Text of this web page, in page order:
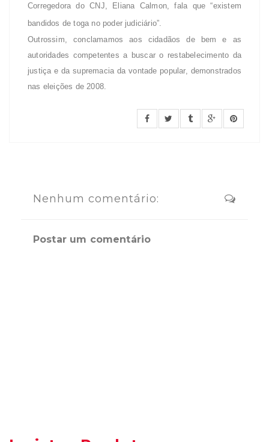
Corregedora do CNJ, Eliana Calmon, fala que “existem
bandidos de toga no poder judiciário”.
Outrossim, conclamamos aos cidadãos de bem e as
autoridades competentes a buscar o restabelecimento da
justiça e da supremacia da vontade popular, demonstrados
nas eleições de 2008.
Nenhum comentário:
Postar um comentário